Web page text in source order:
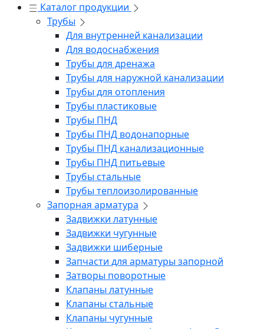
Каталог продукции
Трубы
Для внутренней канализации
Для водоснабжения
Трубы для дренажа
Трубы для наружной канализации
Трубы для отопления
Трубы пластиковые
Трубы ПНД
Трубы ПНД водонапорные
Трубы ПНД канализационные
Трубы ПНД питьевые
Трубы стальные
Трубы теплоизолированные
Запорная арматура
Задвижки латунные
Задвижки чугунные
Задвижки шиберные
Запчасти для арматуры запорной
Затворы поворотные
Клапаны латунные
Клапаны стальные
Клапаны чугунные